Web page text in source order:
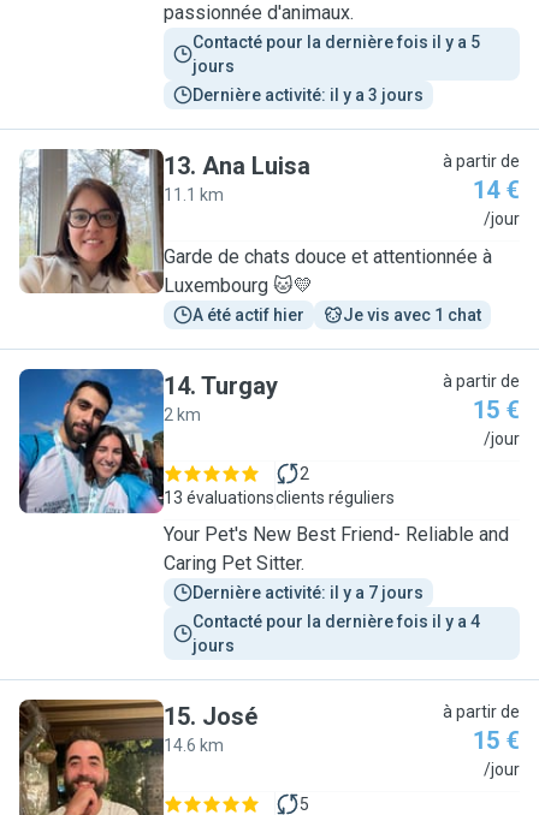
passionnée d'animaux.
Contacté pour la dernière fois il y a 5
jours
Dernière activité: il y a 3 jours
A
13. Ana Luisa
11.1 km
à partir de
14 €
/jour
Garde de chats douce et attentionnée à
Luxembourg 🐱💛
A été actif hier Je vis avec 1 chat
T
14. Turgay
2 km
à partir de
15 €
/jour
13 évaluations
2
clients réguliers
Your Pet's New Best Friend- Reliable and
Caring Pet Sitter.
Dernière activité: il y a 7 jours
Contacté pour la dernière fois il y a 4
jours
J
15. José
14.6 km
à partir de
15 €
/jour
5